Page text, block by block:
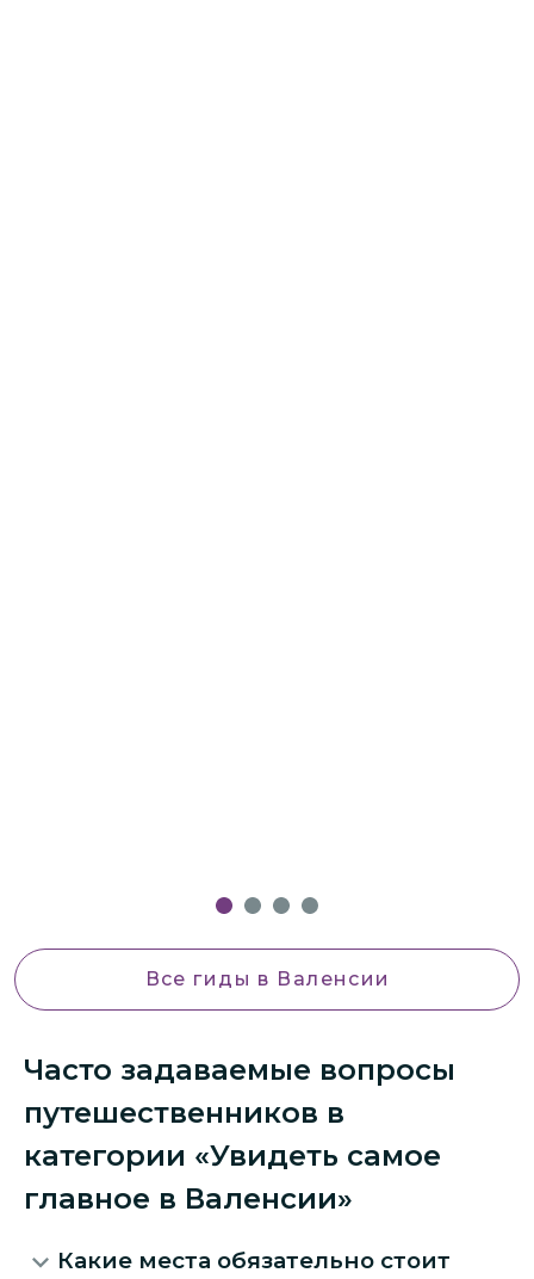
Все гиды в Валенсии
Часто задаваемые вопросы
путешественников в
категории «Увидеть самое
главное в Валенсии»
Какие места обязательно стоит